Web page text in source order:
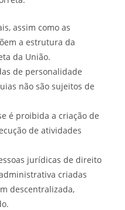
assim como as
a estrutura da
da União.
de personalidade
não são sujeitos de
é proibida a criação de
de atividades
jurídicas de direito
criadas
descentralizada,